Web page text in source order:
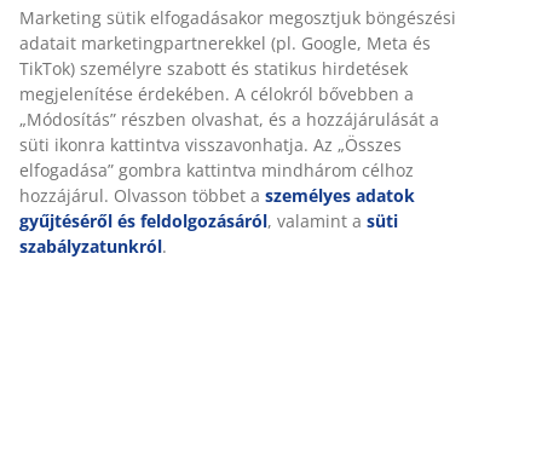
Marketing sütik elfogadásakor megosztjuk böngészési
adatait marketingpartnerekkel (pl. Google, Meta és
TikTok) személyre szabott és statikus hirdetések
megjelenítése érdekében. A célokról bővebben a
„Módosítás” részben olvashat, és a hozzájárulását a
süti ikonra kattintva visszavonhatja. Az „Összes
elfogadása” gombra kattintva mindhárom célhoz
hozzájárul. Olvasson többet a személyes adatok
gyűjtéséről és feldolgozásáról, valamint a süti
szabályzatunkról.